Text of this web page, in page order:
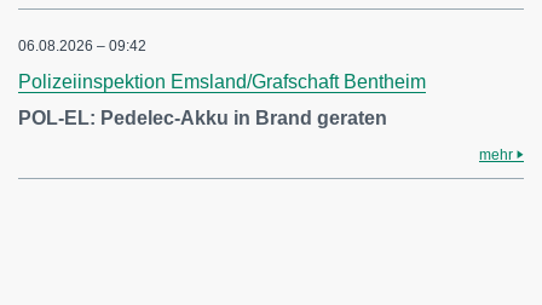
06.08.2026 – 09:42
Polizeiinspektion Emsland/Grafschaft Bentheim
POL-EL: Pedelec-Akku in Brand geraten
mehr